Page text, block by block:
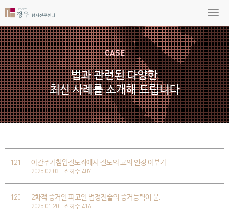
CASE
법과 관련된 다양한
최신 사례를 소개해 드립니다
121 야간주거침입절도죄에서 절도의 고의 인정 여부가…
2025.02.03 | 조회수 407
120 2차적 증거인 피고인 법정진술의 증거능력이 문…
2025.01.20 | 조회수 416